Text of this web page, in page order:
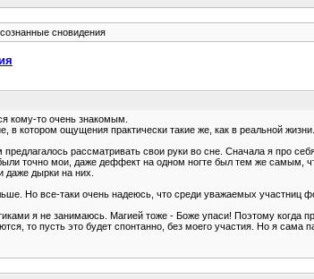
сновидения
кому-то очень знакомым.
в котором ощущения практически такие же, как в реальной жизни.
рассматривать свои руки во сне. Сначала я про
точно мои, даже деффект на одном ногте был тем же самым,
даже дырки на них.
Но все-таки очень надеюсь, что среди уважаемых участниц
я не занимаюсь. Магией тоже - Боже упаси! Поэтому
то пусть это будет спонтанно, без моего участия. Но я сама